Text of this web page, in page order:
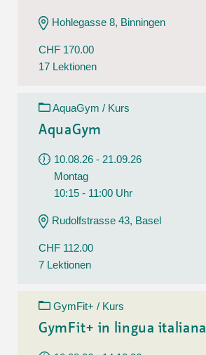
Hohlegasse 8, Binningen
CHF 170.00
17 Lektionen
AquaGym / Kurs
AquaGym
10.08.26 - 21.09.26
Montag
10:15 - 11:00 Uhr
Rudolfstrasse 43, Basel
CHF 112.00
7 Lektionen
GymFit+ / Kurs
GymFit+ in lingua italiana